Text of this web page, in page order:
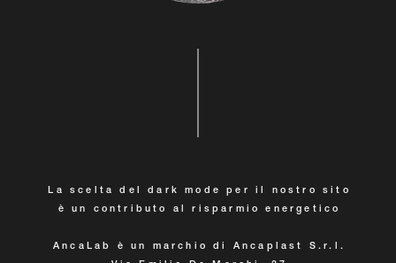
La scelta del dark mode per il nostro sito
è un contributo al risparmio energetico
AncaLab è un marchio di Ancaplast S.r.l.